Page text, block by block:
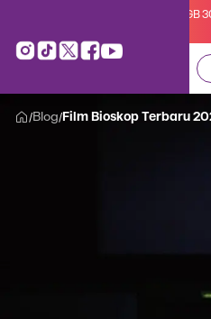
Kartu Perdana AXIS Suka-Suka 3GB
/Blog/ Film Bioskop Terbaru